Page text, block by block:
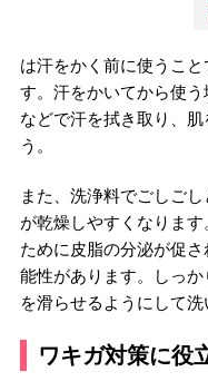
は汗をかく前に使うこ
す。汗をかいてから使
などで汗を拭き取り、
う。
また、洗浄料でごしご
が乾燥しやすくなりま
ために皮脂の分泌が促
能性があります。しっ
を滑らせるようにして洗
ワキガ対策に役